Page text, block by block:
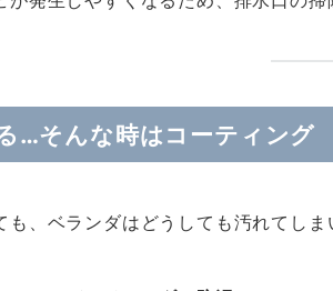
…そんな時はコーティング
も、ベランダはどうしても汚れてしま